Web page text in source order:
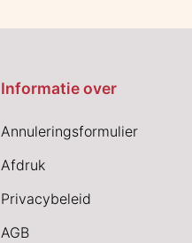
Informatie over
Annuleringsformulier
Afdruk
Privacybeleid
AGB